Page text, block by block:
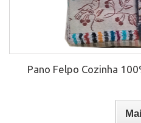
Pano Felpo Cozinha